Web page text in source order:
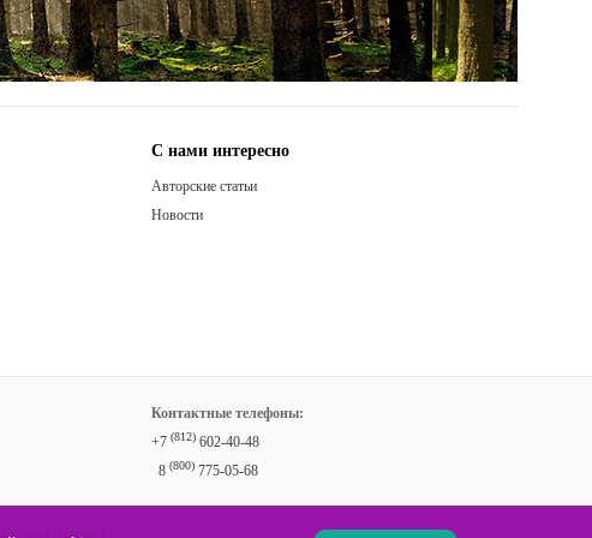
С нами интересно
Авторские статьи
Новости
Контактные телефоны:
+7 (812) 602-40-48
8 (800) 775-05-68